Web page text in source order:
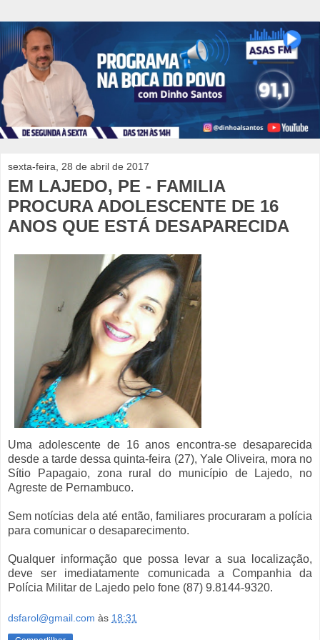
sexta-feira, 28 de abril de 2017
EM LAJEDO, PE - FAMILIA
PROCURA ADOLESCENTE DE 16
ANOS QUE ESTÁ DESAPARECIDA
Uma adolescente de 16 anos encontra-se desaparecida
desde a tarde dessa quinta-feira (27), Yale Oliveira, mora no
Sítio Papagaio, zona rural do município de Lajedo, no
Agreste de Pernambuco.
Sem notícias dela até então, familiares procuraram a polícia
para comunicar o desaparecimento.
Qualquer informação que possa levar a sua localização,
deve ser imediatamente comunicada a Companhia da
Polícia Militar de Lajedo pelo fone (87) 9.8144-9320.
dsfarol@gmail.com às 18:31